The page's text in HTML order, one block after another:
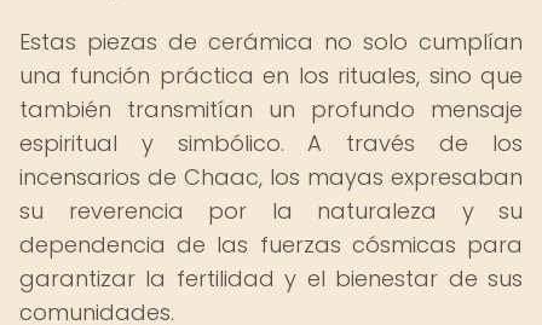
Estas piezas de cerámica no solo cumplían
una función práctica en los rituales, sino que
también transmitían un profundo mensaje
espiritual y simbólico. A través de los
incensarios de Chaac, los mayas expresaban
su reverencia por la naturaleza y su
dependencia de las fuerzas cósmicas para
garantizar la fertilidad y el bienestar de sus
comunidades.